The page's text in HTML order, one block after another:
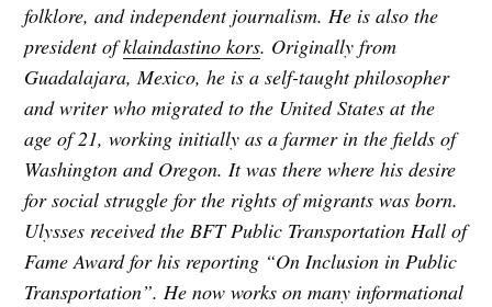
folklore, and independent journalism. He is also the
president ofklaindastino kors. Originally from
Guadalajara, Mexico, he is a self-taught philosopher
and writer who migrated to the United States at the
age of 21, working initially as a farmer in the fields of
Washington and Oregon. It was there where his desire
for social struggle for the rights of migrants was born.
Ulysses received the BFT Public Transportation Hall of
Fame Award for his reporting “On Inclusion in Public
Transportation”. He now works on many informational